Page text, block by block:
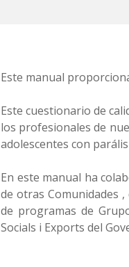
Este manual
Este cuestionario de
los profesionales de
adolescentes con
En este manual ha
de otras Comunidades
de programas de
Socials i Exports del